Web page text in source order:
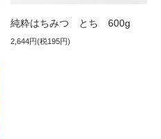
純粋はちみつ とち 600g
2,644円(税195円)